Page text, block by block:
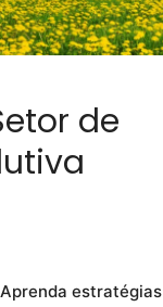
de
estratégias